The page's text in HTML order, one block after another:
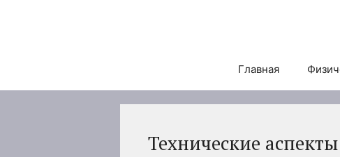
Главная
Технические